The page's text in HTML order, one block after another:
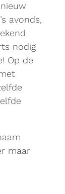
avonds,
nodig
Op de
maar